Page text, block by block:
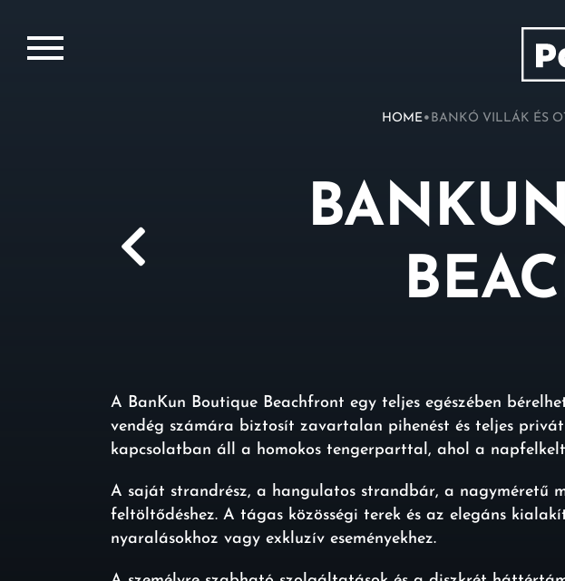
HOME• BANKÓ VILLÁK ÉS
A BanKun Boutique Beachfront egy teljes egészében
vendég számára biztosít zavartalan pihenést és teljes
kapcsolatban áll a homokos tengerparttal, ahol a
A saját strandrész, a hangulatos strandbár, a nagyméretű
feltöltődéshez. A tágas közösségi terek és az elegáns
nyaralásokhoz vagy exkluzív eseményekhez.